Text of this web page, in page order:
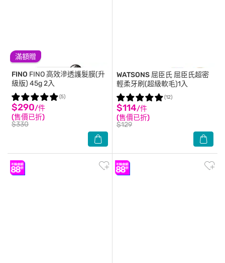
滿額贈
FINO FINO 高效滲透護髮膜(升
級版) 45g 2入
$290/件
(售價已折)
$330
(5)
WATSONS 屈臣氏 屈臣氏超密
輕柔牙刷(超級軟毛)1入
$114/件
(售價已折)
$129
(12)